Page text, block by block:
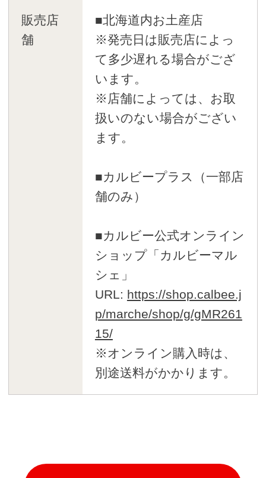
販売店
舗
■北海道内お土産店
※発売日は販売店によっ
て多少遅れる場合がござ
います。
※店舗によっては、お取
扱いのない場合がござい
ます。
■カルビープラス（一部店
舗のみ）
■カルビー公式オンライン
ショップ「カルビーマル
シェ」
URL: https://shop.calbee.j
p/marche/shop/g/gMR261
15/
※オンライン購入時は、
別途送料がかかります。